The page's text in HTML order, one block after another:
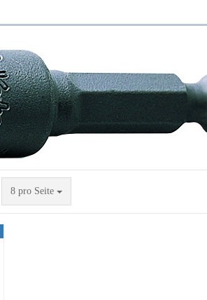
8 pro Seite
pro Seite